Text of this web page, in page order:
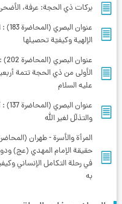
بركات ذي الحجة: عرفة،
عنوان
الإلهية وكيفيّة تحصيلها
الأولى من ذي الحجة تتمة
عليه السلام
عنوان
والتذلّل لغير الله
حقيقة الإمام المهدي (عج)
في رحلة التكامل الإنساني
به